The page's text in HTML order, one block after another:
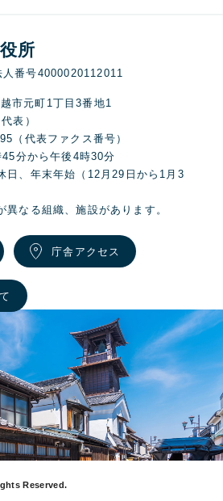
所
番号4000020112011
市元町1丁目3番地1
表）
（代表ファクス番号）
分から午後4時30分
日、年末年始（12月29日から1月3
なる組織、施設があります。
庁舎アクセス
Reserved.